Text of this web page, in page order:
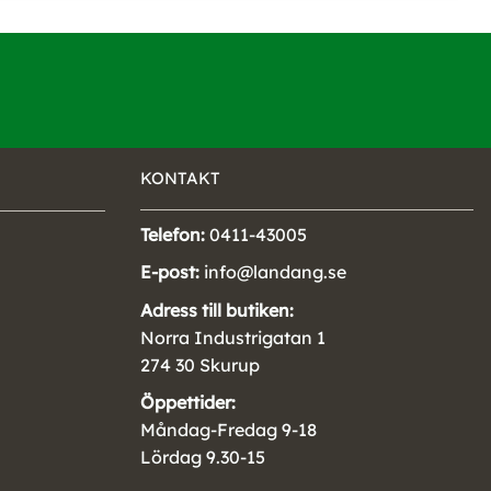
KONTAKT
Telefon: 0411-43005
E-post: info@landang.se
Adress till butiken:
Norra Industrigatan 1
274 30 Skurup
Öppettider:
Måndag-Fredag 9-18
Lördag 9.30-15